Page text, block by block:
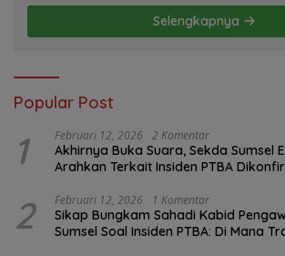
Selengkapnya
Popular Post
1 Februari 12, 2026 2 Komentar
Akhirnya Buka Suara, Sekda Sumsel
Arahkan Terkait Insiden PTBA
2 Februari 12, 2026 1 Komentar
Sikap Bungkam Sahadi Kabid
Sumsel Soal Insiden PTBA: Di Mana